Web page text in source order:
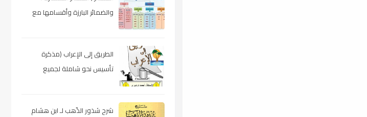
والضمائر البارزة وأقسامها مع
الطريق إلى الإعراب (مذكرة
تأسيس نحو شاملة لجميع
شرح شذور الذّهب لـ ابن هشام